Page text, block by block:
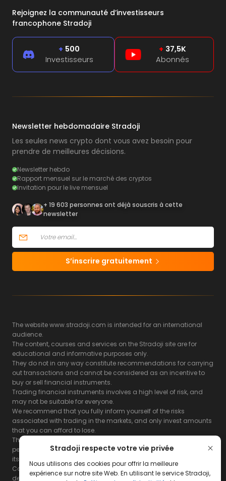
Stradoji respecte votre vie privée
Nous utilisons des cookies pour offrir la meilleure
expérience sur notre site Web. En utilisant le service Stradoji,
Rejoignez la communauté d’investisseurs
francophone Stradoji
+ 500
Investisseurs
+ 37,5K
Abonnés
Newsletter hebdomadaire Stradoji
Les seules news crypto dont vous avez besoin pour
prendre de meilleures décisions.
Newsletter hebdo
Rapport mensuel sur le marché des cryptos
Invitation pour le live mensuel
+ 19 603 personnes ont déjà souscris à cette
newsletter
S’inscrire gratuitement
The website www.stradoji.com is intended for an international
audience.
The content, courses and services on the Stradoji site are for
educational and informative purposes only.
They do not in any way constitute recommendations for carrying
out transactions and cannot be considered as an incentive to
buy or sell financial instruments.
Trading financial instruments involves a high level of risk, and
may not be suitable for everyone.
We recommend that you fully inform yourself of the risks
associated with trading in the markets, and only invest amounts
that you can afford to lose.
The Stradoji site does not guarantee the results or the
performance of products based on the information contained on
its site and its servers.
Consequently, the Stradoji site and its publishing company
decline all responsibility in the use that may be made of this